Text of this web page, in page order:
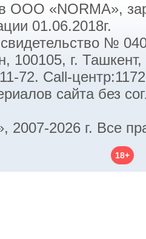
ООО «NORMA»,
01.06.2018г.
№
100105, г.
72. Call-
сайта без
2026 г. Все
18+